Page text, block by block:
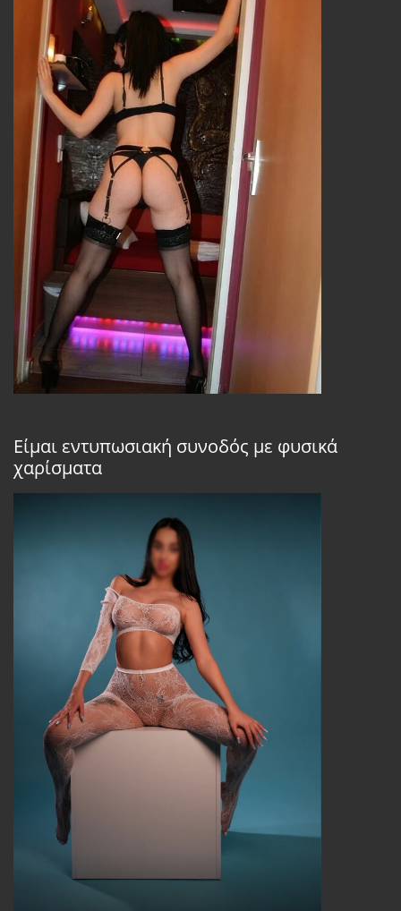
Είμαι εντυπωσιακή συνοδός με φυσικά
χαρίσματα